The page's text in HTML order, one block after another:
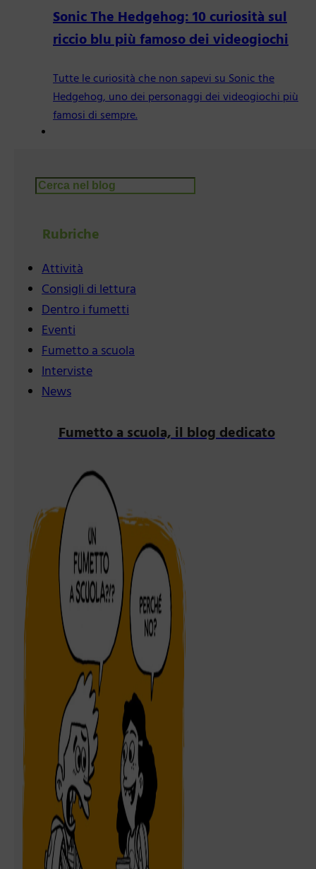
Sonic The Hedgehog: 10 curiosità sul
riccio blu più famoso dei videogiochi
Tutte le curiosità che non sapevi su Sonic the
Hedgehog, uno dei personaggi dei videogiochi più
famosi di sempre.
Cerca
Rubriche
Attività
Consigli di lettura
Dentro i fumetti
Eventi
Fumetto a scuola
Interviste
News
Fumetto a scuola, il blog dedicato